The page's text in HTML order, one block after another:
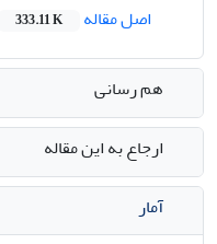
اصل مقاله
333.11 K
هم رسانی
ارجاع به این مقاله
آمار